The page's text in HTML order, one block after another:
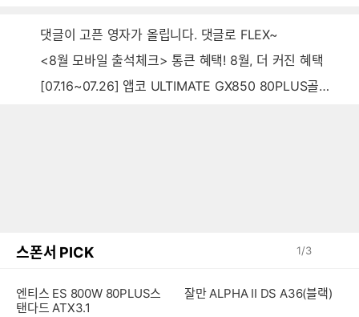
댓글이 고픈 영자가 올립니다. 댓글로 FLEX~
<8월 모바일 출석체크> 통큰 혜택! 8월, 더 커진 혜택
[07.16~07.26] 앱코 ULTIMATE GX850 80PLUS골드 풀모듈러 ATX3.0 블랙
스폰서 PICK 1/3
엔티스 ES 800W 80PLUS스
탠다드 ATX3.1
잘만 ALPHA II DS A36(블랙)